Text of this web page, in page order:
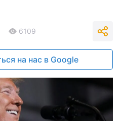
6109
на нас в Google